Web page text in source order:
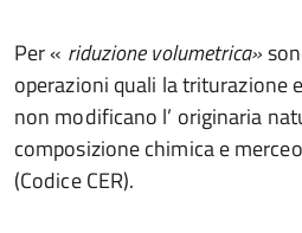
Per « riduzione volumetrica»
operazioni quali la triturazione
non modificano l’ originaria
composizione chimica e
(Codice CER).